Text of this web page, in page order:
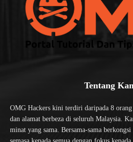
Tentang
OMG Hackers kini terdiri daripada 8
dan alamat berbeza di seluruh Malaysia.
minat yang sama. Bersama-sama